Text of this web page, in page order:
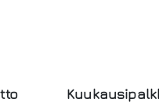
Kuukausipalkka